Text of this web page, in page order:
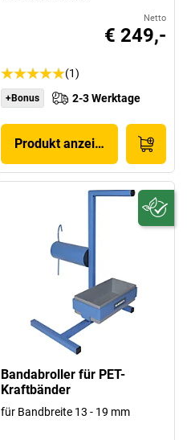
Netto
€ 249,-
(1)
+Bonus 2-3 Werktage
Produkt anzeigen
Bandabroller für PET-
Kraftbänder
für Bandbreite 13 - 19 mm